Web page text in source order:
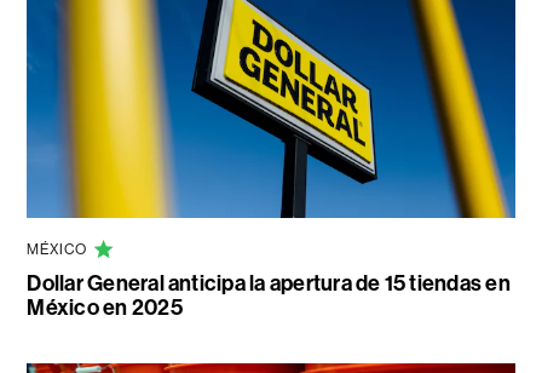
MÉXICO
Dollar General anticipa la apertura de 15 tiendas en
México en 2025